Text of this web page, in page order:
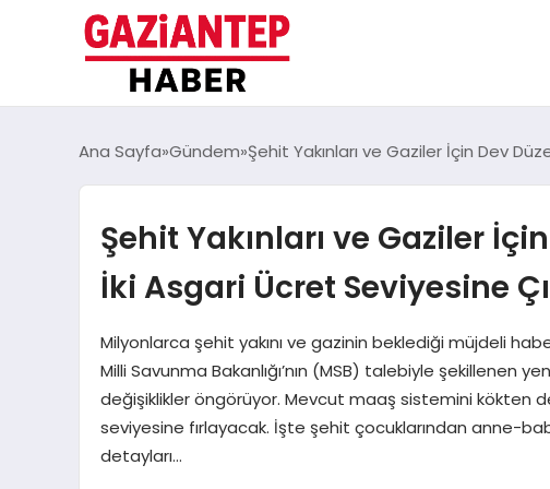
Ana Sayfa Gündem Şehit Yakınları ve Gaziler İçin Dev
Şehit Yakınları ve Gaziler
İki Asgari Ücret Seviyesine
Milyonlarca şehit yakını ve gazinin beklediği müjdeli
Milli Savunma Bakanlığı’nın (MSB) talebiyle şekillenen
değişiklikler öngörüyor. Mevcut maaş sistemini kökten
seviyesine fırlayacak. İşte şehit çocuklarından anne-
detayları…